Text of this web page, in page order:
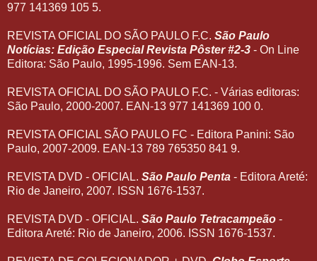
977 141369 105 5.
REVISTA OFICIAL DO SÃO PAULO F.C. São Paulo
Notícias: Edição Especial Revista Pôster #2-3 - On Line
Editora: São Paulo, 1995-1996. Sem EAN-13.
REVISTA OFICIAL DO SÃO PAULO F.C. - Várias editoras:
São Paulo, 2000-2007. EAN-13 977 141369 100 0.
REVISTA OFICIAL SÃO PAULO FC - Editora Panini: São
Paulo, 2007-2009. EAN-13 789 765350 841 9.
REVISTA DVD - OFICIAL. São Paulo Penta - Editora Areté:
Rio de Janeiro, 2007. ISSN 1676-1537.
REVISTA DVD - OFICIAL. São Paulo Tetracampeão -
Editora Areté: Rio de Janeiro, 2006. ISSN 1676-1537.